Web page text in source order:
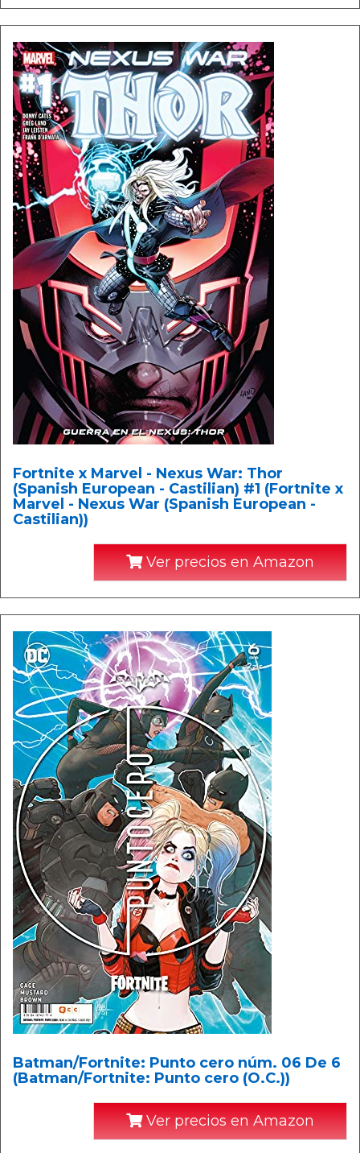
Fortnite x Marvel - Nexus War: Thor
(Spanish European - Castilian) #1 (Fortnite x
Marvel - Nexus War (Spanish European -
Castilian))
Ver precios en Amazon
Batman/Fortnite: Punto cero núm. 06 De 6
(Batman/Fortnite: Punto cero (O.C.))
Ver precios en Amazon